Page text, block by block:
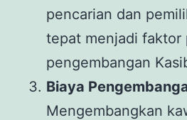
pencarian dan
tepat menjadi faktor
pengembangan
Biaya
Mengembangkan